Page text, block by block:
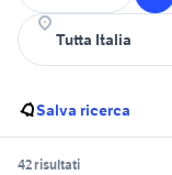
Salva ricerca
42 risultati